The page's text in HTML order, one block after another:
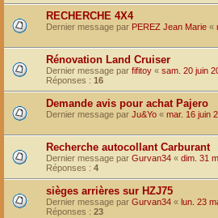
RECHERCHE 4X4
Dernier message par PEREZ Jean Marie «
Rénovation Land Cruiser
Dernier message par fifitoy « sam. 20 juin
Réponses : 16
Demande avis pour achat Pajero
Dernier message par Ju&Yo « mar. 16 juin
Recherche autocollant Carburant
Dernier message par Gurvan34 « dim. 31
Réponses : 4
sièges arrières sur HZJ75
Dernier message par Gurvan34 « lun. 23
Réponses : 23